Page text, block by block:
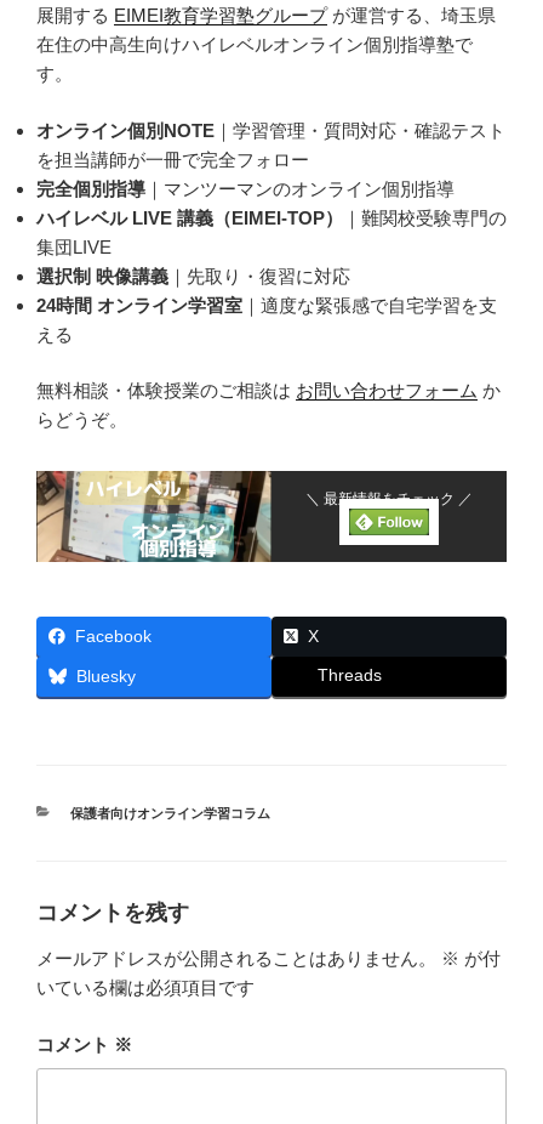
展開する EIMEI教育学習塾グループが運営する、埼玉県
在住の中高生向けハイレベルオンライン個別指導塾で
す。
オンライン個別NOTE ｜学習管理・質問対応・確認テスト
を担当講師が一冊で完全フォロー
完全個別指導 ｜マンツーマンのオンライン個別指導
ハイレベル LIVE 講義（EIMEI-TOP）
｜難関校受験専門の
集団LIVE
選択制 映像講義 ｜先取り・復習に対応
24時間 オンライン学習室 ｜適度な緊張感で自宅学習を支
える
無料相談・体験授業のご相談は お問い合わせフォーム か
らどうぞ。
＼ 最新情報をチェック ／
Facebook X
Bluesky Threads
カ
保護者向けオンライン学習コラム
コメントを残す
メールアドレスが公開されることはありません。 ※ が付
いている欄は必須項目です
コメント ※